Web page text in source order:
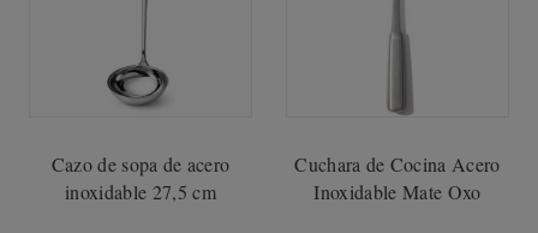
Cazo de sopa de acero
inoxidable 27,5 cm
Cuchara de Cocina Acero
Inoxidable Mate Oxo